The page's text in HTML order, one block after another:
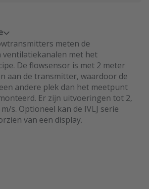
meten de
ventilatiekanalen met het
De flowsensor is met 2 meter
aan de transmitter, waardoor de
andere plek dan het meetpunt
Er zijn uitvoeringen tot 2,
s. Optioneel kan de IVLJ serie
van een display.